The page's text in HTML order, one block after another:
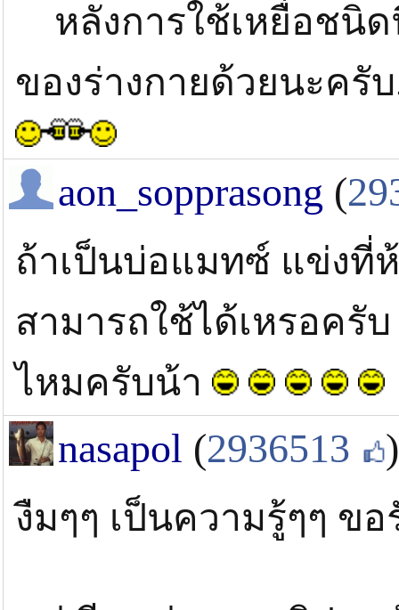
หลังการใช้เหยื่อชนิ
ของร่างกายด้วยนะครั
aon_sopprasong (
ถ้าเป็นบ่อแมทซ์ แข่งที่
สามารถใช้ได้เหรอครั
ไหมครับน้า
nasapol (2936513 )
งืมๆๆ เป็นความรู้ๆๆ ขอ